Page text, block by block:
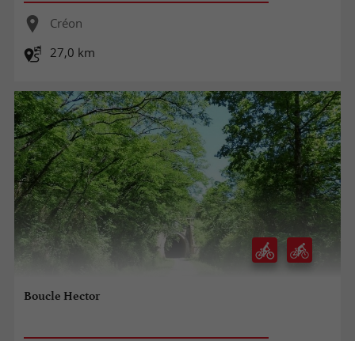
Créon
27,0 km
Boucle Hector